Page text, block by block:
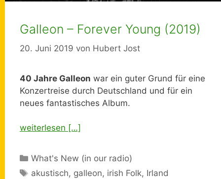
Galleon – Forever Young (2019)
20. Juni 2019 von Hubert Jost
40 Jahre Galleon war ein guter Grund für eine
Konzertreise durch Deutschland und für ein
neues fantastisches Album.
weiterlesen […]
Kategorien
What's New (in our radio)
Schlagwörter
akustisch, galleon, irish Folk, Irland